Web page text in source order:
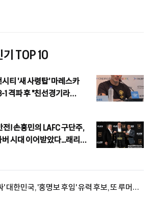
TOP 10
티 '새 사령탑' 마레스카
1 격파 후 "친선경기라
요"
전! 손흥민의 LAFC 구단주,
시대 이어받았다...래리
로 선임
대한민국, '홍명보 후임' 유력 후보, 또 루머에